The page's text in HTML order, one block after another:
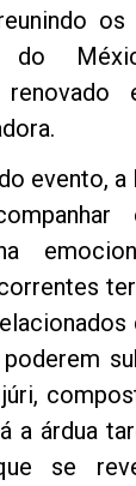
do
renovado
evento,
a árdua
se